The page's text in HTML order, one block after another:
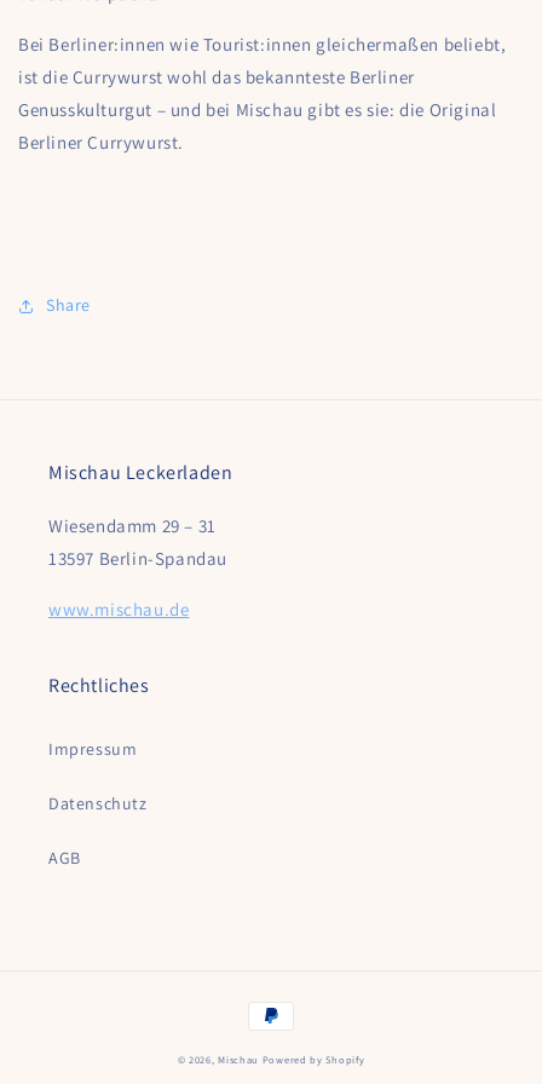
Darm
Darm
Bei Berliner:innen wie Tourist:innen gleichermaßen beliebt,
ist die Currywurst wohl das bekannteste Berliner
Genusskulturgut – und bei Mischau gibt es sie: die Original
Berliner Currywurst.
Share
Mischau Leckerladen
Wiesendamm 29 – 31
13597 Berlin-Spandau
www.mischau.de
Rechtliches
Impressum
Datenschutz
AGB
Zahlungsmethoden
© 2026,Mischau Powered by Shopify